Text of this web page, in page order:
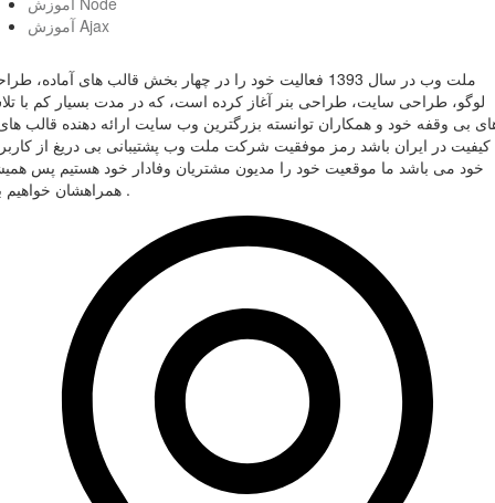
آموزش Ajax
ملت وب در سال 1393 فعالیت خود را در چهار بخش قالب های آماده،
لوگو، طراحی سایت، طراحی بنر آغاز کرده است، که در مدت بسیار کم با
بی وقفه خود و همکاران توانسته بزرگترین وب سایت ارائه دهنده قالب
کیفیت در ایران باشد رمز موفقیت شرکت ملت وب پشتیبانی بی دریغ از
خود می باشد ما موقعیت خود را مدیون مشتریان وفادار خود هستیم پس
همراهشان خواهیم بود .